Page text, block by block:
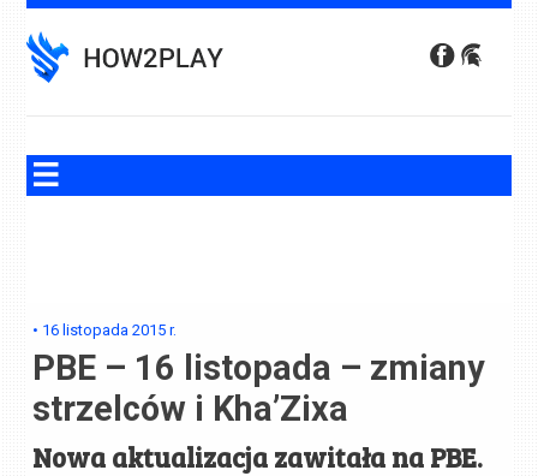
to
content
• 16 listopada 2015 r.
PBE – 16 listopada – zmiany
strzelców i Kha’Zixa
Nowa aktualizacja zawitała na PBE.